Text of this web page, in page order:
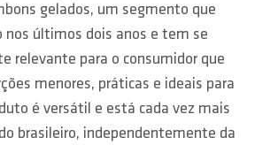
gelados, um segmento que
nos últimos dois anos e tem se
relevante para o consumidor que
menores, práticas e ideais para
é versátil e está cada vez mais
brasileiro, independentemente da